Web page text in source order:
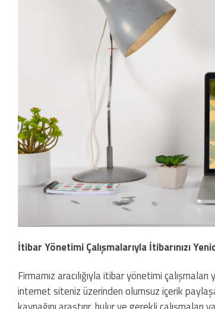
İtibar Yönetimi Çalışmalarıyla İtibarınızı
Firmamız aracılığıyla itibar yönetimi
internet siteniz üzerinden olumsuz içerik